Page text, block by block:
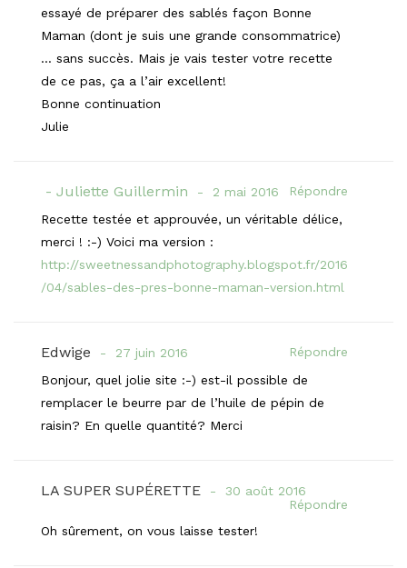
essayé de préparer des sablés façon Bonne
Maman (dont je suis une grande consommatrice)
… sans succès. Mais je vais tester votre recette
de ce pas, ça a l’air excellent!
Bonne continuation
Julie
Juliette Guillermin 2 mai 2016
Répondre
Recette testée et approuvée, un véritable délice,
merci ! :-) Voici ma version :
http://sweetnessandphotography.blogspot.fr/2016
/04/sables-des-pres-bonne-maman-version.html
Edwige 27 juin 2016
Répondre
Bonjour, quel jolie site :-) est-il possible de
remplacer le beurre par de l’huile de pépin de
raisin? En quelle quantité? Merci
LA SUPER SUPÉRETTE
30 août 2016
Répondre
Oh sûrement, on vous laisse tester!